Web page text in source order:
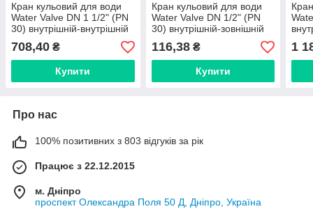
Кран кульовий для води
Water Valve DN 1 1/2" (PN
30) внутрішній-внутрішній
NV-V Q001
708,40 ₴
Купити
Кран кульовий для води
Water Valve DN 1/2" (PN
30) внутрішній-зовнішній
NV-V Q002
116,38₴
Купити
1
Про нас
100% позитивних з 803 відгуків за рік
Працює з 22.12.2015
м. Дніпро
проспект Олександра Поля 50 Д, Дніпро, Україна